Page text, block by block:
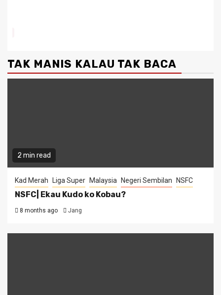
TAK MANIS KALAU TAK BACA
2 min read
Kad Merah Liga Super Malaysia Negeri Sembilan NSFC
NSFC| Ekau Kudo ko Kobau?
8 months ago Jang